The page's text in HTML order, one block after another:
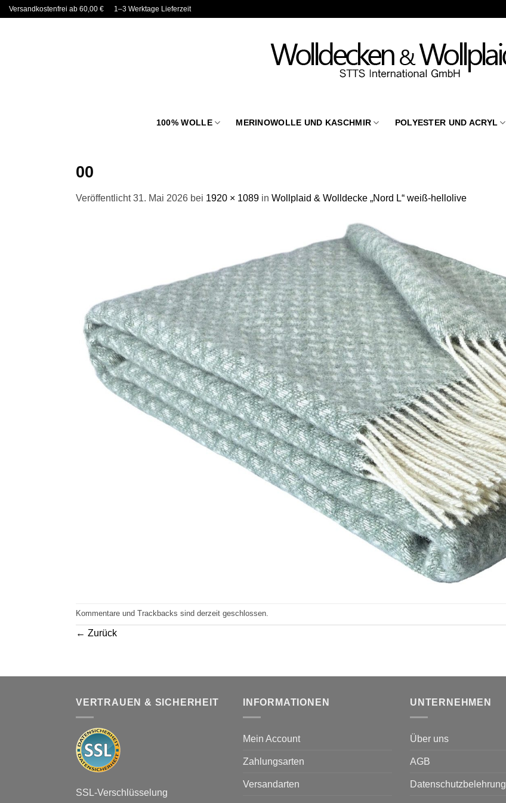
ZumVersandkostenfrei ab 60,00 € 1–3 Werktage Lieferzeit
100% WOLLE MERINOWOLLE UND KASCHMIR POLYESTER UND ACRYL
00
Veröffentlicht31. Mai 2026 bei 1920 × 1089 in Wollplaid & Wolldecke „Nord L“ weiß-hellolive
Kommentare und Trackbacks sind derzeit geschlossen.
← Zurück
VERTRAUEN & SICHERHEIT
SSL-Verschlüsselung
INFORMATIONEN
Mein Account
Zahlungsarten
Versandarten
UNTERNEHMEN
Über uns
AGB
Datenschutzbelehrung